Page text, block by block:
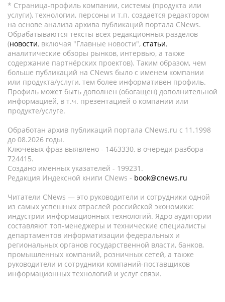
* Страница-профиль компании, системы (продукта или
услуги), технологии, персоны и т.п. создается редактором
на основе анализа архива публикаций портала CNews.
Обрабатываются тексты всех редакционных разделов
(новости, включая "Главные новости", статьи,
аналитические обзоры рынков, интервью, а также
содержание партнёрских проектов). Таким образом, чем
больше публикаций на CNews было с именем компании
или продукта/услуги, тем более информативен профиль.
Профиль может быть дополнен (обогащен) дополнительной
информацией, в т.ч. презентацией о компании или
продукте/услуге.
Обработан архив публикаций портала CNews.ru c 11.1998
до 08.2026 годы.
Ключевых фраз выявлено - 1463330, в очереди разбора -
724415.
Создано именных указателей - 199231.
Редакция Индексной книги CNews - book@cnews.ru
Читатели CNews — это руководители и сотрудники одной
из самых успешных отраслей российской экономики:
индустрии информационных технологий. Ядро аудитории
составляют топ-менеджеры и технические специалисты
департаментов информатизации федеральных и
региональных органов государственной власти, банков,
промышленных компаний, розничных сетей, а также
руководители и сотрудники компаний-поставщиков
информационных технологий и услуг связи.